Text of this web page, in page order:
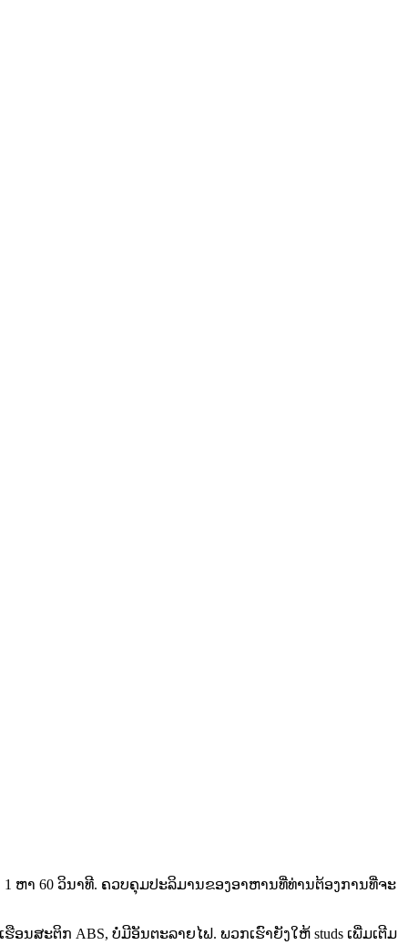
ນ 1 ຫາ 60 ວິນາທີ. ຄວບຄຸມປະລິມານຂອງອາຫານທີ່ທ່ານຕ້ອງການທີ່ຈະ
ຮືອນ​ສະ​ຕິກ ABS​, ບໍ່​ມີ​ອັນ​ຕະ​ລາຍ​ໄຟ​. ພວກເຮົາຍັງໃຫ້ studs ເພີ່ມເຕີມ